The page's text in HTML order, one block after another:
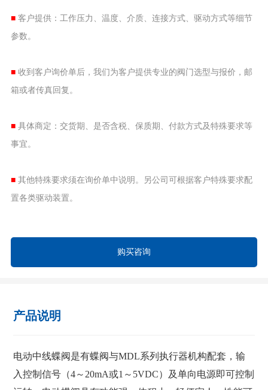
■ 客户提供：工作压力、温度、介质、连接方式、驱动方式等细节
参数。
■ 收到客户询价单后，我们为客户提供专业的阀门选型与报价，邮
箱或者传真回复。
■ 具体商定：交货期、是否含税、保质期、付款方式及特殊要求等
事宜。
■ 其他特殊要求须在询价单中说明。另公司可根据客户特殊要求配
置各类驱动装置。
购买咨询
产品说明
电动中线蝶阀是有蝶阀与MDL系列执行器机构配套，输
入控制信号（4～20mA或1～5VDC）及单向电源即可控制